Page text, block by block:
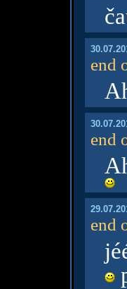
end
end
end